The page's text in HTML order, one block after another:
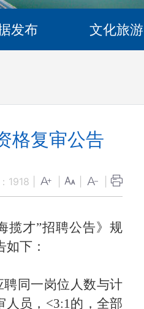
发布 文化旅游
格复审公告
1918
揽才”招聘公告》规
告如下：
同一岗位人数与计
员，<3:1的，全部